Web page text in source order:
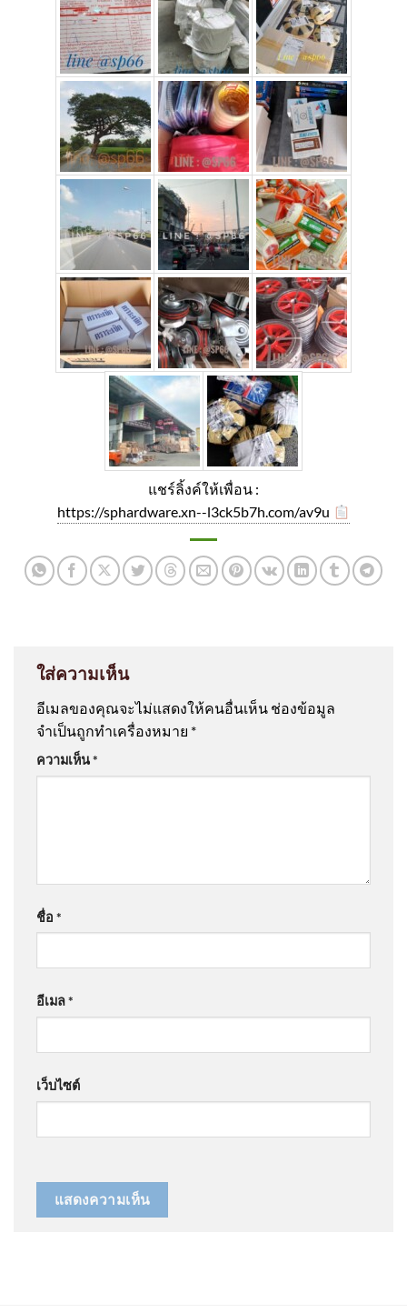
แชร์ลิ้งค์ให้เพื่อน :
https://sphardware.xn--l3ck5b7h.com/av9u
ใส่ความเห็น
อีเมลของคุณจะไม่แสดงให้คนอื่นเห็น ช่องข้อมูล
จำเป็นถูกทำเครื่องหมาย *
ความเห็น*
ชื่อ *
อีเมล*
เว็บไซต์